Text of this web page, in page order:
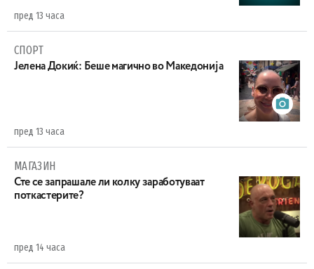
пред 13 часа
СПОРТ
Јелена Докиќ: Беше магично во Македонија
пред 13 часа
МАГАЗИН
Сте се запрашале ли колку заработуваат
поткастерите?
пред 14 часа